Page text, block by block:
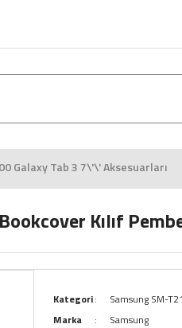
Galaxy Tab 3 7\'\' Aksesuarları
Kılıf
Kategori
Samsung SM-
Marka
Samsung